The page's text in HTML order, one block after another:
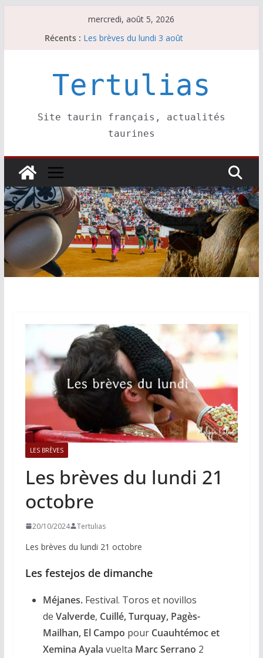
mercredi, août 5, 2026
Récents : La Sokamuturra de Pasai Donibane
Villeneuve, Hugo Tarbelli confirme.
Les brèves du mardi 4 août
Tertulias
Site taurin français, actualités
taurines
LES BRÈVES
Les brèves du lundi 21
octobre
20/10/2024 Tertulias
Les brèves du lundi 21 octobre
Les festejos de dimanche
Méjanes. Festival. Toros et novillos
de Valverde, Cuillé, Turquay, Pagès-
Mailhan, El Campo pour Cuauhtémoc et
Xemina Ayala vuelta Marc Serrano 2